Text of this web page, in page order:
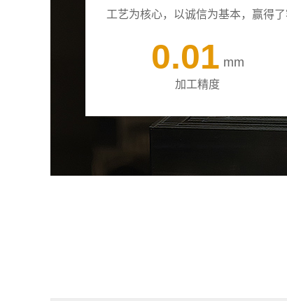
工艺为核心，以诚信为基本，赢得
0.01 mm
加工精度